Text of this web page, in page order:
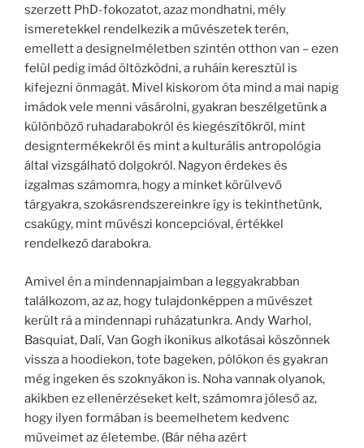
szerzett PhD-fokozatot, azaz mondhatni, mély
ismeretekkel rendelkezik a művészetek terén,
emellett a designelméletben szintén otthon van – ezen
felül pedig imád öltözködni, a ruháin keresztül is
kifejezni önmagát. Mivel kiskorom óta mind a mai napig
imádok vele menni vásárolni, gyakran beszélgetünk a
különböző ruhadarabokról és kiegészítőkről, mint
designtermékekről és mint a kulturális antropológia
által vizsgálható dolgokról. Nagyon érdekes és
izgalmas számomra, hogy a minket körülvevő
tárgyakra, szokásrendszereinkre így is tekinthetünk,
csakúgy, mint művészi koncepcióval, értékkel
rendelkező darabokra.
Amivel én a mindennapjaimban a leggyakrabban
találkozom, az az, hogy tulajdonképpen a művészet
került rá a mindennapi ruházatunkra. Andy Warhol,
Basquiat, Dalí, Van Gogh ikonikus alkotásai köszönnek
vissza a hoodiekon, tote bageken, pólókon és gyakran
még ingeken és szoknyákon is. Noha vannak olyanok,
akikben ez ellenérzéseket kelt, számomra jóleső az,
hogy ilyen formában is beemelhetem kedvenc
műveimet az életembe. (Bár néha azért